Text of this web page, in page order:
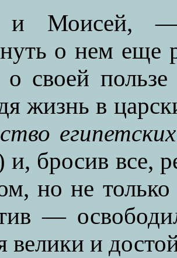
Моисей, —
о нем еще
о своей
жизнь в
и, бросив все,
но не только
—
велики и